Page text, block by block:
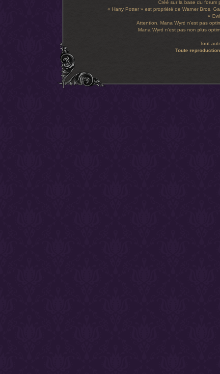
Créé sur la base du forum
« Harry Potter » est propriété de Warner Bros,
«
Attention, Mana Wyrd n'est pas
Mana Wyrd n'est pas non plus
Tout
Toute